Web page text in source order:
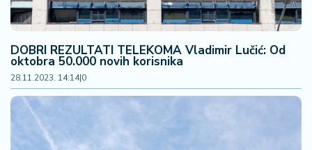
DOBRI REZULTATI TELEKOMA Vladimir Lučić: Od
oktobra 50.000 novih korisnika
28.11.2023. 14:14|0